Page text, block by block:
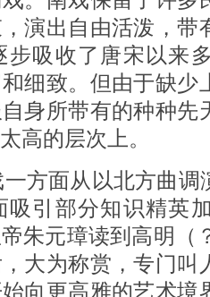
演出自由活泼，带
步吸收了唐宋以来
细致。但由于缺少
身所带有的种种先
高的层次上。
方面从以北方曲调
吸引部分知识精英
朱元璋读到高明
大为称赏，专门叫
向更高雅的艺术境